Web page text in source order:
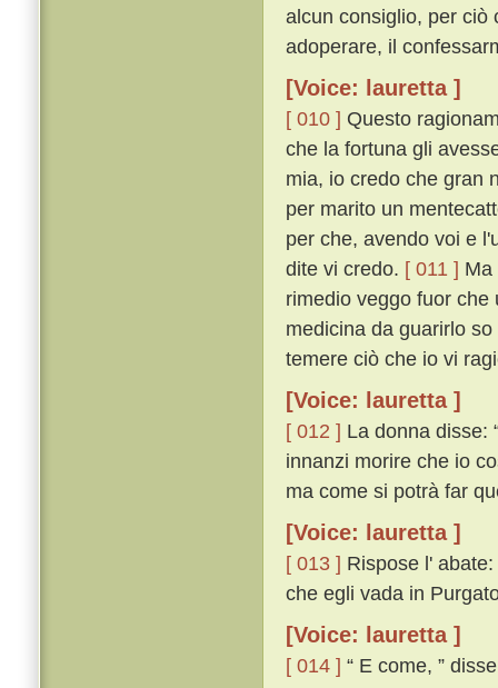
alcun consiglio, per ciò
adoperare, il
[Voice: lauretta ]
[ 010 ] Questo
che la fortuna gli
mia, io credo che gran
per marito un
per che, avendo voi e
dite vi credo. [ 011 ] Ma
rimedio veggo fuor
medicina da guarirlo
temere ciò che io vi
[Voice: lauretta ]
[ 012 ] La donna disse:
innanzi morire che io
ma come si potrà far
[Voice: lauretta ]
[ 013 ] Rispose l'
che egli vada in
[Voice: lauretta ]
[ 014 ] “ E come, ”